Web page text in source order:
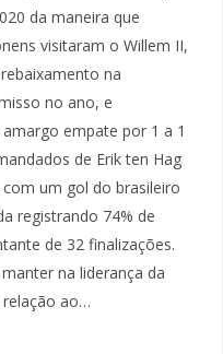
da maneira que
visitaram o Willem II,
na
no ano, e
empate por 1 a 1
de Erik ten Hag
um gol do brasileiro
registrando 74% de
de 32 finalizações.
na liderança da
relação ao…